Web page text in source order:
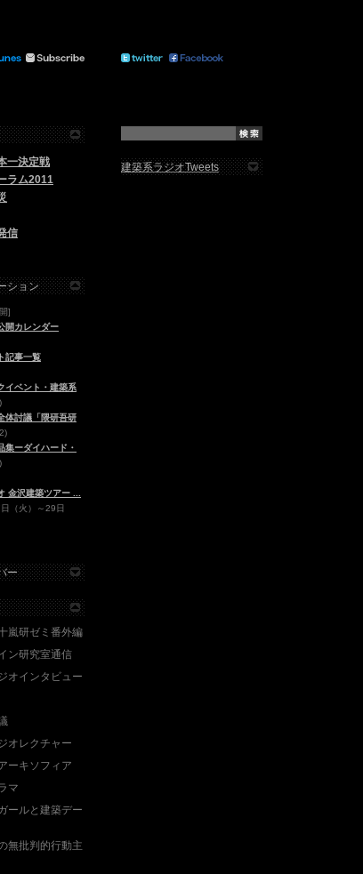
一決定戦
ラム2011
信
ション
]
開カレンダー
記事一覧
イベント・建築系
体討議「隈研吾研
集ーダイハード・
金沢建築ツアー ...
（火）～29日
ー
嵐研ゼミ番外編
ン研究室通信
オインタビュー
オレクチャー
ーキソフィア
マ
ールと建築デー
無批判的行動主
建築系ラジオTweets